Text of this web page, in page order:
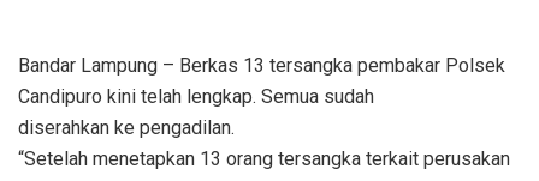
Bandar Lampung – Berkas 13 tersangka pembakar Polsek
Candipuro kini telah lengkap. Semua sudah
diserahkan ke pengadilan.
“Setelah menetapkan 13 orang tersangka terkait perusakan